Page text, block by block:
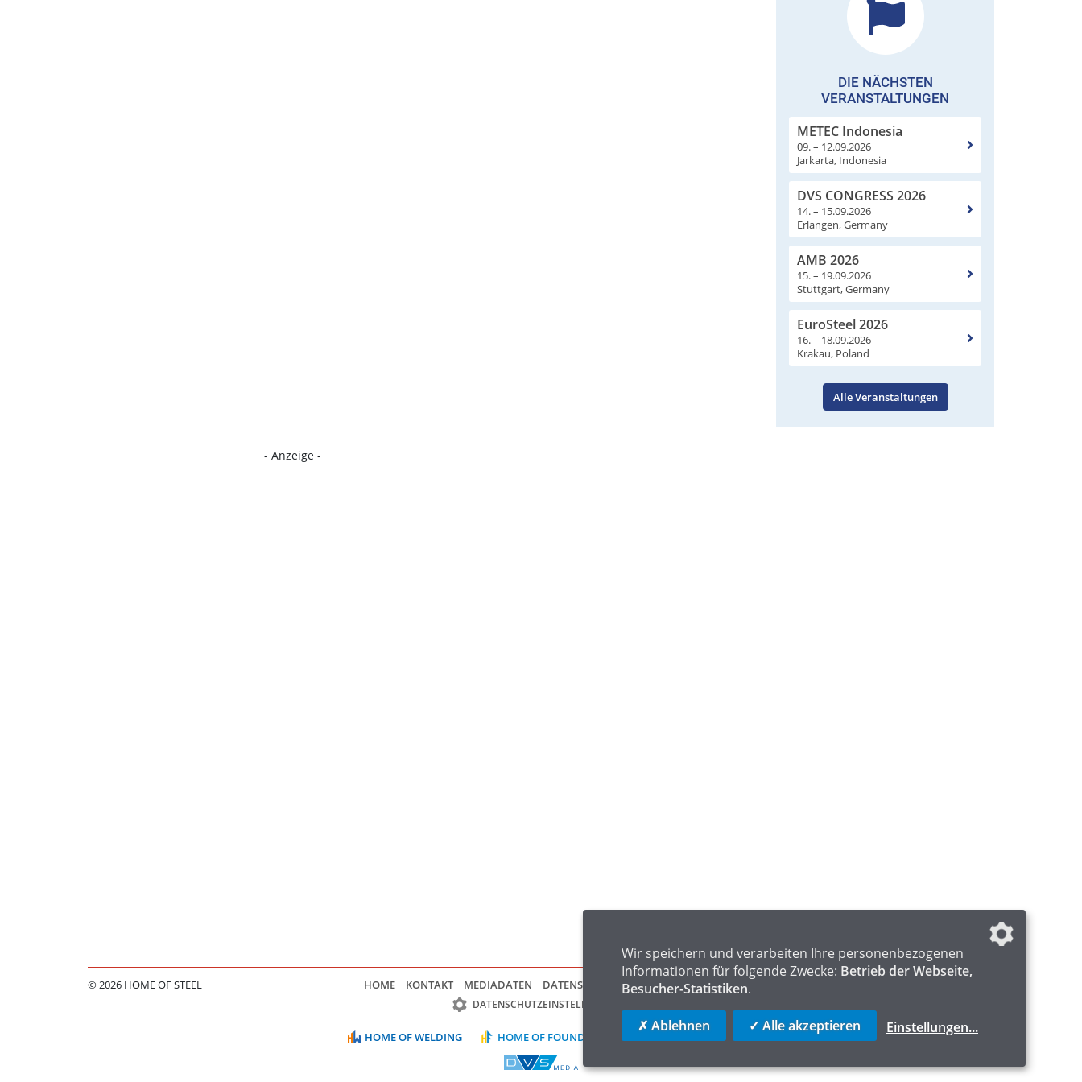
DIE NÄCHSTEN
VERANSTALTUNGEN
METEC Indonesia
09. – 12.09.2026
Jarkarta, Indonesia
DVS CONGRESS 2026
14. – 15.09.2026
Erlangen, Germany
AMB 2026
15. – 19.09.2026
Stuttgart, Germany
EuroSteel 2026
16. – 18.09.2026
Krakau, Poland
Alle Veranstaltungen
- Anzeige -
© 2026 HOME OF STEEL HOME KONTAKT MEDIADATEN DATENSCHUTZ IMPRESSUM FAQ
DATENSCHUTZEINSTELLUNGEN
HOME OF WELDING HOME OF FOUNDRY HOME OF LOGISTICS
Wir speichern und verarbeiten Ihre personenbezogenen
Informationen für folgende Zwecke: Betrieb der Webseite,
Besucher-Statistiken.
✗ Ablehnen ✓ Alle akzeptieren Einstellungen...